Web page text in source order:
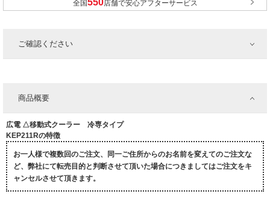
全国 店舗で安心アフターサービス
ご確認ください
商品概要
広電 △移動式クーラー 冷専タイプ
KEP211Rの特徴
お一人様で複数回のご注文、同一ご住所からのお名前を変えてのご注文な
ど、弊社にて転売目的と判断させて頂いた場合につきましてはご注文をキ
ャンセルさせて頂きます。